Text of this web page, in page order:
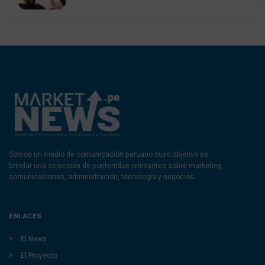
Somos un medio de comunicación peruano cuyo objetivo es
brindar una selección de contenidos relevantes sobre marketing,
comunicaciones, administración, tecnología y negocios.
ENLACES
El News
El Proyecto